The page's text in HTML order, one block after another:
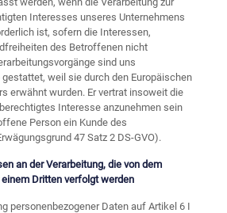
Interesses unseres Unternehmens
ist, sofern die Interessen,
des Betroffenen nicht
sind uns
weil sie durch den Europäischen
erwähnt wurden. Er vertrat insoweit die
Interesse anzunehmen sein
Person ein Kunde des
47 Satz 2 DS-GVO).
an der Verarbeitung, die von dem
Dritten verfolgt werden
personenbezogener Daten auf Artikel 6 I